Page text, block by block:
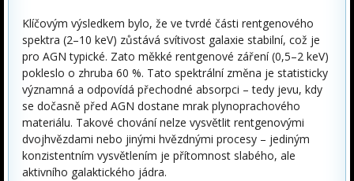
Klíčovým výsledkem bylo, že ve tvrdé části rentgenového
spektra (2–10 keV) zůstává svítivost galaxie stabilní, což je
pro AGN typické. Zato měkké rentgenové záření (0,5–2 keV)
pokleslo o zhruba 60 %. Tato spektrální změna je statisticky
významná a odpovídá přechodné absorpci – tedy jevu, kdy
se dočasně před AGN dostane mrak plynoprachového
materiálu. Takové chování nelze vysvětlit rentgenovými
dvojhvězdami nebo jinými hvězdnými procesy – jediným
konzistentním vysvětlením je přítomnost slabého, ale
aktivního galaktického jádra.